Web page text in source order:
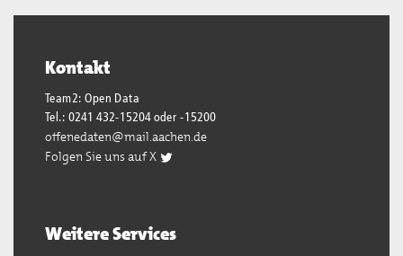
Kontakt
Team2: Open Data
Tel.: 0241 432-15204 oder -15200
offenedaten@mail.aachen.de
Folgen Sie uns auf X
Weitere Services